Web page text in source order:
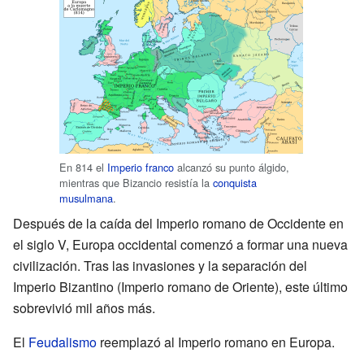
En 814 el Imperio franco alcanzó su punto álgido,
mientras que Bizancio resistía la conquista
musulmana.
Después de la caída del Imperio romano de Occidente en
el siglo V, Europa occidental comenzó a formar una nueva
civilización. Tras las invasiones y la separación del
Imperio Bizantino (Imperio romano de Oriente), este último
sobrevivió mil años más.
El Feudalismo reemplazó al Imperio romano en Europa.